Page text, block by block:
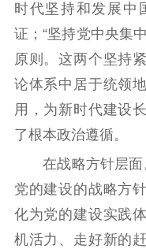
时代坚持和发展中
证；“坚持党中央集
原则。这两个坚持
论体系中居于统领
用，为新时代建设
了根本政治遵循。
在战略方针层面
党的建设的战略方
化为党的建设实践
机活力、走好新的